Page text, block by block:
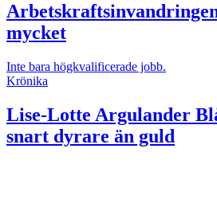
mycket
Inte bara högkvalificerade jobb.
Krönika
Lise-Lotte Argulander
snart dyrare än guld